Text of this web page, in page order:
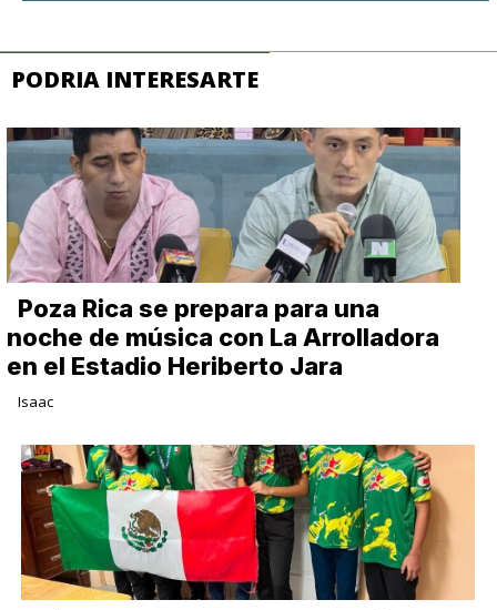
PODRIA INTERESARTE
Poza Rica se prepara para una
noche de música con La Arrolladora
en el Estadio Heriberto Jara
Isaac